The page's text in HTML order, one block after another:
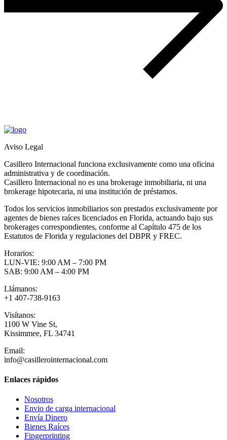
Aviso Legal
Casillero Internacional funciona exclusivamente como una oficina
administrativa y de coordinación.
Casillero Internacional no es una brokerage inmobiliaria, ni una
brokerage hipotecaria, ni una institución de préstamos.
Todos los servicios inmobiliarios son prestados exclusivamente por
agentes de bienes raíces licenciados en Florida, actuando bajo sus
brokerages correspondientes, conforme al Capítulo 475 de los
Estatutos de Florida y regulaciones del DBPR y FREC.
Horarios:
LUN-VIE: 9:00 AM – 7:00 PM
SAB: 9:00 AM – 4:00 PM
Llámanos:
+1 407-738-9163
Visítanos:
1100 W Vine St,
Kissimmee, FL 34741
Email:
info@casillerointernacional.com
Enlaces rápidos
Nosotros
Envio de carga internacional
Envía Dinero
Bienes Raíces
Fingerprinting